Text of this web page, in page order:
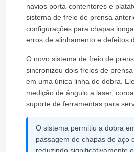
navios porta-contentores e
sistema de freio de prensa
configurações para chapas
erros de alinhamento e defeitos
O novo sistema de freio de
sincronizou dois freios de
em uma única linha de dobra.
medição de ângulo a laser,
suporte de ferramentas para
O sistema permitiu a dobra
passagem de chapas de aço